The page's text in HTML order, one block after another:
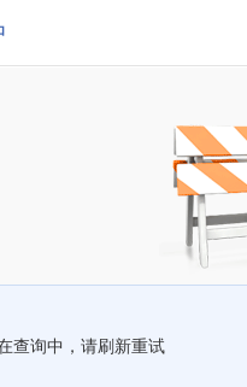
查询中，请刷新重试